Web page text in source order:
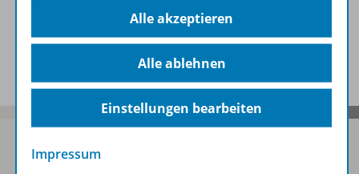
Spar-Pakete
Alle akzeptieren
Alle ablehnen
Einstellungen bearbeiten
Impressum